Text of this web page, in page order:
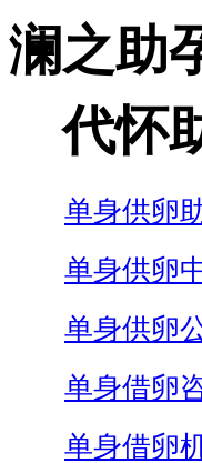
澜之助
代怀
单身供卵
单身供卵
单身供卵
单身借卵
单身借卵